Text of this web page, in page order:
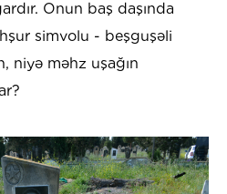
Onun baş daşında
simvolu - beşguşəli
niyə məhz uşağın